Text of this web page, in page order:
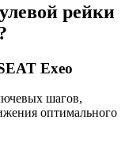
рейки
Exeo
шагов,
оптимального